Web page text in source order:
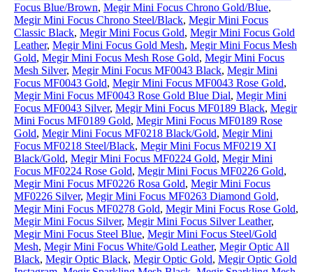
Focus Blue/Brown, Megir Mini Focus Chrono Gold/Blue,
Megir Mini Focus Chrono Steel/Black, Megir Mini Focus
Classic Black, Megir Mini Focus Gold, Megir Mini Focus Gold
Leather, Megir Mini Focus Gold Mesh, Megir Mini Focus Mesh
Gold, Megir Mini Focus Mesh Rose Gold, Megir Mini Focus
Mesh Silver, Megir Mini Focus MF0043 Black, Megir Mini
Focus MF0043 Gold, Megir Mini Focus MF0043 Rose Gold,
Megir Mini Focus MF0043 Rose Gold Blue Dial, Megir Mini
Focus MF0043 Silver, Megir Mini Focus MF0189 Black, Megir
Mini Focus MF0189 Gold, Megir Mini Focus MF0189 Rose
Gold, Megir Mini Focus MF0218 Black/Gold, Megir Mini
Focus MF0218 Steel/Black, Megir Mini Focus MF0219 XI
Black/Gold, Megir Mini Focus MF0224 Gold, Megir Mini
Focus MF0224 Rose Gold, Megir Mini Focus MF0226 Gold,
Megir Mini Focus MF0226 Rosa Gold, Megir Mini Focus
MF0226 Silver, Megir Mini Focus MF0263 Diamond Gold,
Megir Mini Focus MF0278 Gold, Megir Mini Focus Rose Gold,
Megir Mini Focus Silver, Megir Mini Focus Silver Leather,
Megir Mini Focus Steel Blue, Megir Mini Focus Steel/Gold
Mesh, Megir Mini Focus White/Gold Leather, Megir Optic All
Black, Megir Optic Black, Megir Optic Gold, Megir Optic Gold